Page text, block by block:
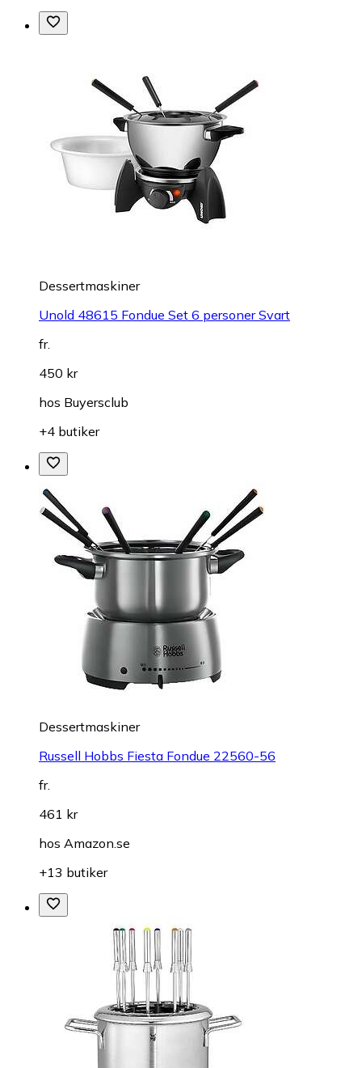
Dessertmaskiner
Unold 48615 Fondue Set 6 personer Svart
fr.
450 kr
hos Buyersclub
+4 butiker
Dessertmaskiner
Russell Hobbs Fiesta Fondue 22560-56
fr.
461 kr
hos Amazon.se
+13 butiker